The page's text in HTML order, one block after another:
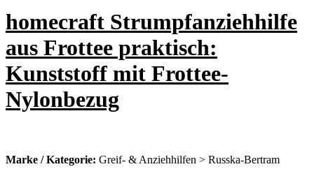
homecraft Strumpfanziehhilfe
aus Frottee praktisch:
Kunststoff mit Frottee-
Nylonbezug
Marke / Kategorie: Greif- & Anziehhilfen > Russka-Bertram